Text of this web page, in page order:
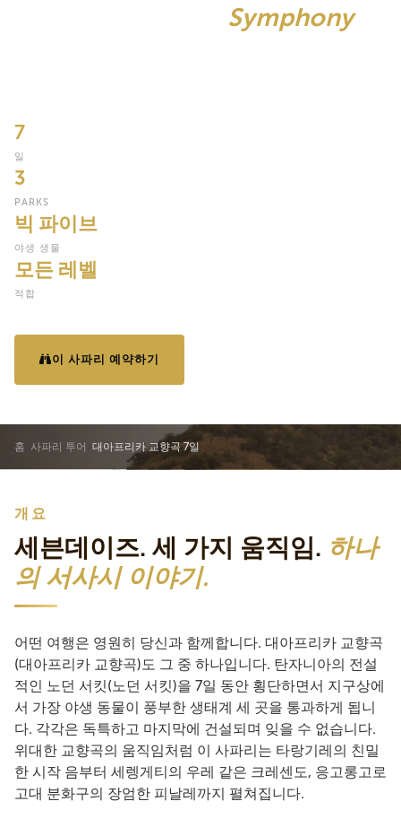
Symphony
7
일
3
PARKS
빅 파이브
야생 생물
모든 레벨
적합
이 사파리 예약하기
홈 사파리 투어 대아프리카 교향곡 7일
개요
세븐데이즈. 세 가지 움직임. 하나
의 서사시 이야기.
어떤 여행은 영원히 당신과 함께합니다. 대아프리카 교향곡
(대아프리카 교향곡)도 그 중 하나입니다. 탄자니아의 전설
적인 노던 서킷(노던 서킷)을 7일 동안 횡단하면서 지구상에
서 가장 야생 동물이 풍부한 생태계 세 곳을 통과하게 됩니
다. 각각은 독특하고 마지막에 건설되며 잊을 수 없습니다.
위대한 교향곡의 움직임처럼 이 사파리는 타랑기레의 친밀
한 시작 음부터 세렝게티의 우레 같은 크레센도, 응고롱고로
고대 분화구의 장엄한 피날레까지 펼쳐집니다.